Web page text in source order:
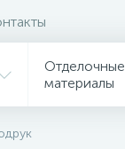
Отделочные
материалы